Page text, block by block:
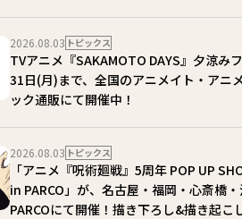
2026.08.03 トピックス
TVアニメ『SAKAMOTO DAYS』夕涼み
31日(月)まで、全国のアニメイト・アニ
ック通販にて開催中！
2026.08.03 トピックス
「アニメ『呪術廻戦』5周年 POP UP
in PARCO」が、名古屋・福岡・心斎橋
PARCOにて開催！描き下ろし&描き起こ